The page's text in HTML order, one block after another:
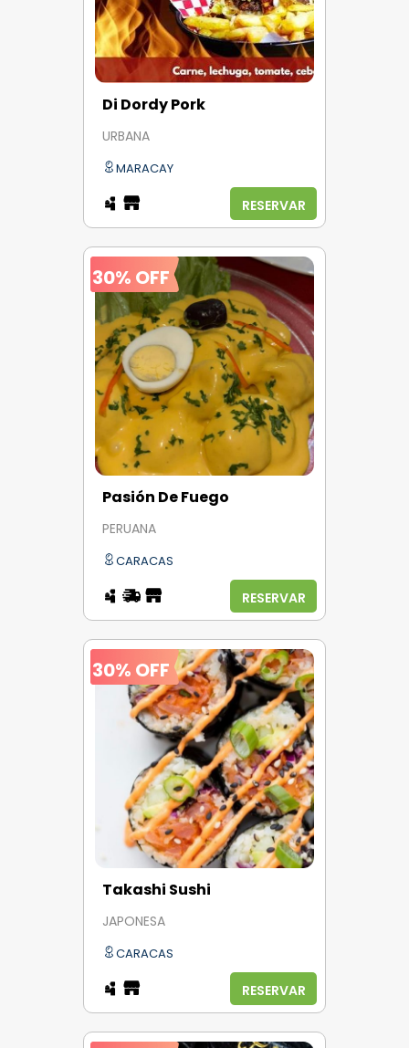
Di Dordy Pork
URBANA
MARACAY
RESERVAR
30% OFF
Pasión De Fuego
PERUANA
CARACAS
RESERVAR
30% OFF
Takashi Sushi
JAPONESA
CARACAS
RESERVAR